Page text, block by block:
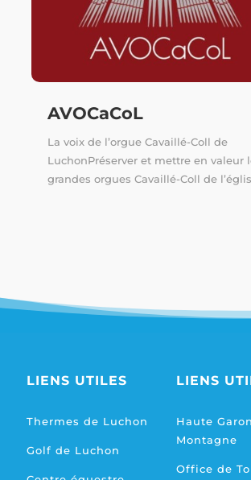
AVOCaCoL
La voix de l’orgue Cavaillé-Coll de
LuchonPréserver et mettre en valeur
grandes orgues Cavaillé-Coll de
LIENS UTILES
Thermes de Luchon
Golf de Luchon
LIENS
Haute
Montagne
Office de